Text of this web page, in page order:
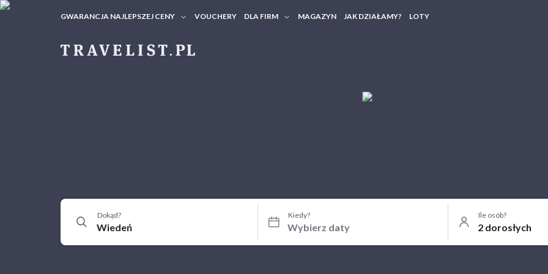
GWARANCJA NAJLEPSZEJ CENY VOUCHERY DLA FIRM MAGAZYN JAK DZIAŁAMY? LOTY
Dokąd? Kiedy? Ile osób?